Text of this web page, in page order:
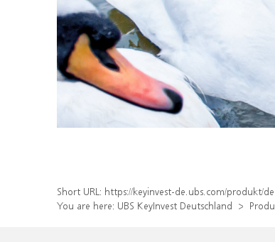
Short URL: https://keyinvest-de.ubs.com/produkt/
You are here: UBS KeyInvest Deutschland